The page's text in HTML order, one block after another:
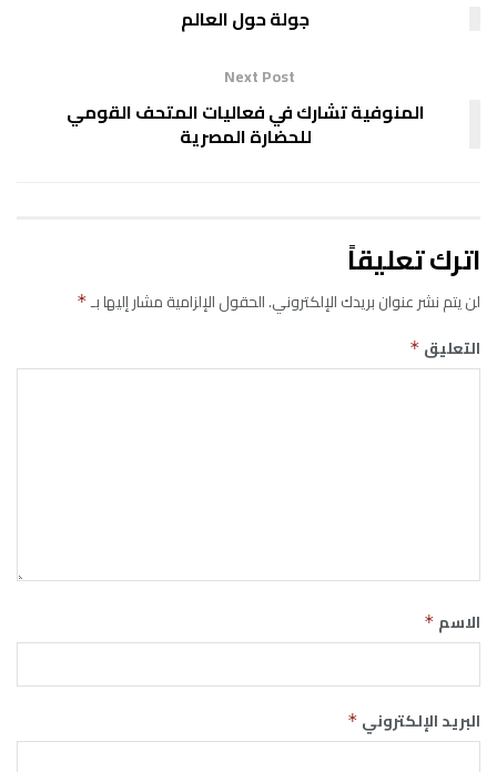
جولة حول العالم
Next Post
المنوفية تشارك في فعاليات المتحف القومي
للحضارة المصرية
اترك تعليقاً
لن يتم نشر عنوان بريدك الإلكتروني.الحقول الإلزامية مشار إليها بـ*
التعليق *
الاسم *
البريد الإلكتروني *